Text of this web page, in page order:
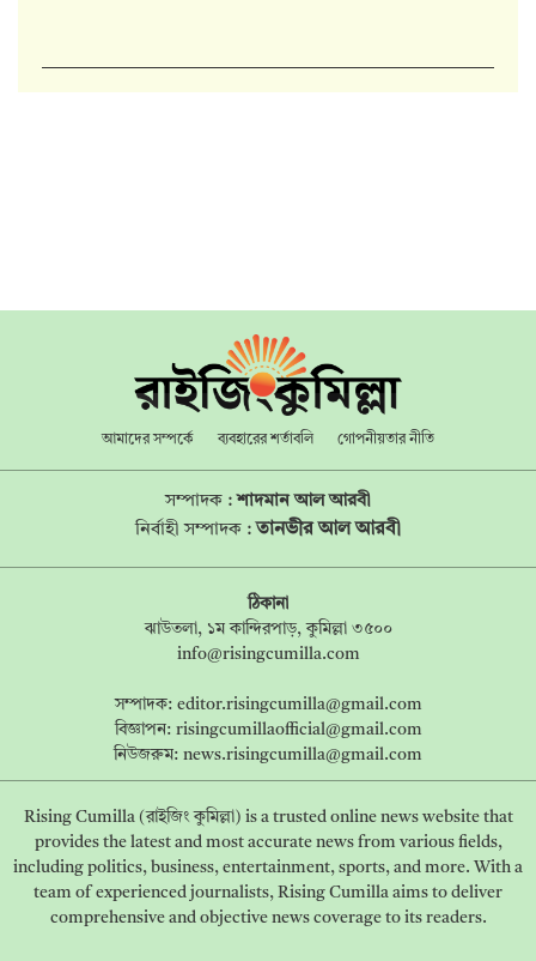
আমাদের সম্পর্কে ব্যবহারের শর্তাবলি গোপনীয়তার নীতি
সম্পাদক :শাদমান আল আরবী
নির্বাহী সম্পাদক :তানভীর আল আরবী
ঠিকানা
ঝাউতলা, ১ম কান্দিরপাড়, কুমিল্লা ৩৫০০
info@risingcumilla.com
সম্পাদক: editor.risingcumilla@gmail.com
বিজ্ঞাপন: risingcumillaofficial@gmail.com
নিউজরুম: news.risingcumilla@gmail.com
Rising Cumilla (রাইজিং কুমিল্লা) is a trusted online news website that
provides the latest and most accurate news from various fields,
including politics, business, entertainment, sports, and more. With a
team of experienced journalists, Rising Cumilla aims to deliver
comprehensive and objective news coverage to its readers.